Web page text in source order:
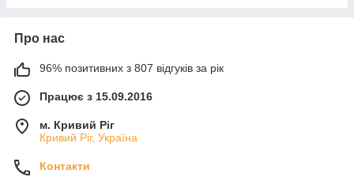
Про нас
96% позитивних з 807 відгуків за рік
Працює з 15.09.2016
м. Кривий Ріг
Кривий Ріг, Україна
Контакти